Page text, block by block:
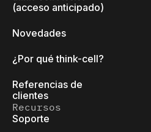
(acceso anticipado)
Novedades
¿Por qué think-cell?
Referencias de
clientes
Recursos
Soporte